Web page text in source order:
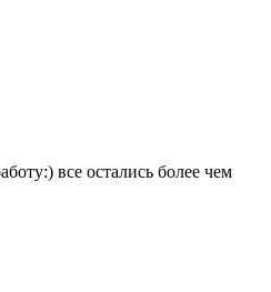
все остались более чем